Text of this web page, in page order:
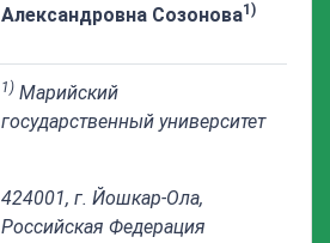
Александровна Созонова1)
1) Марийский
государственный университет
424001, г. Йошкар-Ола,
Российская Федерация